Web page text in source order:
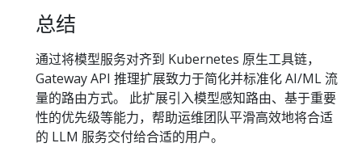
总结
通过将模型服务对齐到 Kubernetes 原生工具链，
Gateway API 推理扩展致力于简化并标准化 AI/ML 流
量的路由方式。 此扩展引入模型感知路由、基于重要
性的优先级等能力，帮助运维团队平滑高效地将合适
的 LLM 服务交付给合适的用户。